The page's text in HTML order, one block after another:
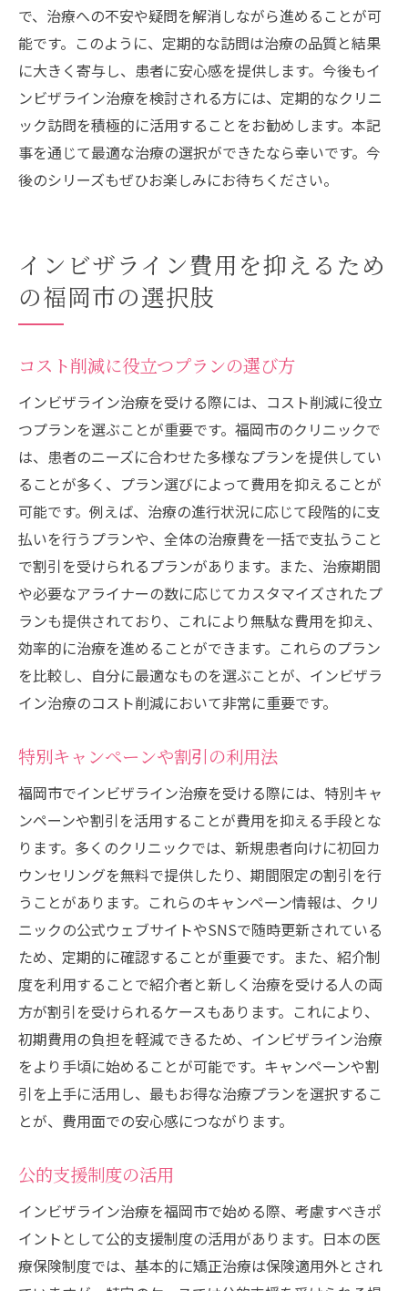
で、治療への不安や疑問を解消しながら進めることが可
能です。このように、定期的な訪問は治療の品質と結果
に大きく寄与し、患者に安心感を提供します。今後もイ
ンビザライン治療を検討される方には、定期的なクリニ
ック訪問を積極的に活用することをお勧めします。本記
事を通じて最適な治療の選択ができたなら幸いです。今
後のシリーズもぜひお楽しみにお待ちください。
インビザライン費用を抑えるため
の福岡市の選択肢
コスト削減に役立つプランの選び方
インビザライン治療を受ける際には、コスト削減に役立
つプランを選ぶことが重要です。福岡市のクリニックで
は、患者のニーズに合わせた多様なプランを提供してい
ることが多く、プラン選びによって費用を抑えることが
可能です。例えば、治療の進行状況に応じて段階的に支
払いを行うプランや、全体の治療費を一括で支払うこと
で割引を受けられるプランがあります。また、治療期間
や必要なアライナーの数に応じてカスタマイズされたプ
ランも提供されており、これにより無駄な費用を抑え、
効率的に治療を進めることができます。これらのプラン
を比較し、自分に最適なものを選ぶことが、インビザラ
イン治療のコスト削減において非常に重要です。
特別キャンペーンや割引の利用法
福岡市でインビザライン治療を受ける際には、特別キャ
ンペーンや割引を活用することが費用を抑える手段とな
ります。多くのクリニックでは、新規患者向けに初回カ
ウンセリングを無料で提供したり、期間限定の割引を行
うことがあります。これらのキャンペーン情報は、クリ
ニックの公式ウェブサイトやSNSで随時更新されている
ため、定期的に確認することが重要です。また、紹介制
度を利用することで紹介者と新しく治療を受ける人の両
方が割引を受けられるケースもあります。これにより、
初期費用の負担を軽減できるため、インビザライン治療
をより手頃に始めることが可能です。キャンペーンや割
引を上手に活用し、最もお得な治療プランを選択するこ
とが、費用面での安心感につながります。
公的支援制度の活用
インビザライン治療を福岡市で始める際、考慮すべきポ
イントとして公的支援制度の活用があります。日本の医
療保険制度では、基本的に矯正治療は保険適用外とされ